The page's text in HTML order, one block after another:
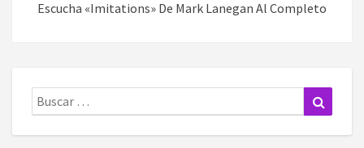
Escucha «Imitations» De Mark Lanegan Al Completo
Buscar: